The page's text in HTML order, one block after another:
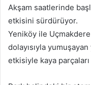
Akşam saatlerinde
etkisini sürdürüyor.
Yeniköy ile
dolayısıyla
etkisiyle kaya